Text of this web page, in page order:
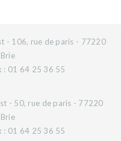
- 106, rue de paris - 77220
: 01 64 25 36 55
- 50, rue de paris - 77220
: 01 64 25 36 55